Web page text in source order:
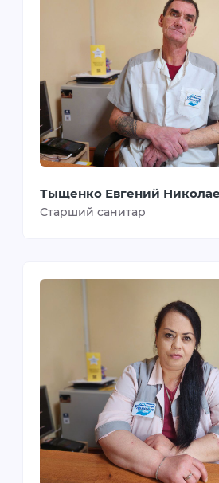
Тыщенко Евгений
Старший санитар